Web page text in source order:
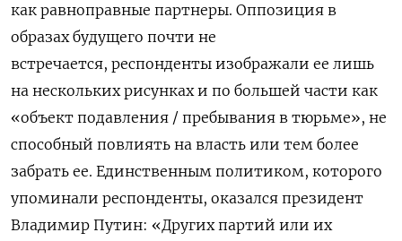
как равноправные партнеры. Оппозиция в
образах будущего почти не
встречается, респонденты изображали ее лишь
на нескольких рисунках и по большей части как
«объект подавления / пребывания в тюрьме», не
способный повлиять на власть или тем более
забрать ее. Единственным политиком, которого
упоминали респонденты, оказался президент
Владимир Путин: «Других партий или их